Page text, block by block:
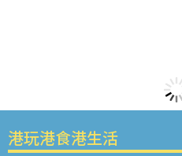
港玩港食港生活